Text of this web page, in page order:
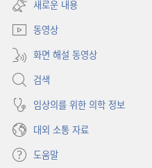
열기)
새로운 내용
동영상
화면 해설 동영상
검색
임상의를 위한 의학 정보
대외 소통 자료
도움말